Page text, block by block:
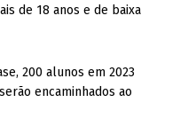
de 18 anos e de baixa
200 alunos em 2023
encaminhados ao